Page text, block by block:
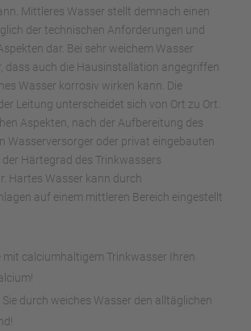
Mittleres Wasser stellt demnach einen
der technischen Anforderungen und
dar. Bei sehr weichem Wasser
dass auch die Hausinstallation angegriffen
Wasser korrosiv wirken kann. Die
Leitung unterscheidet sich von Ort zu Ort.
Aspekten, nach der Aufbereitung des
Wasserversorger oder privat eingebauten
Härtegrad des Trinkwassers
Hartes Wasser kann durch
auf einem mittleren Bereich eingestellt
mit calciumhaltigem Trinkwasser Ihren
durch weiches Wasser den alltäglichen